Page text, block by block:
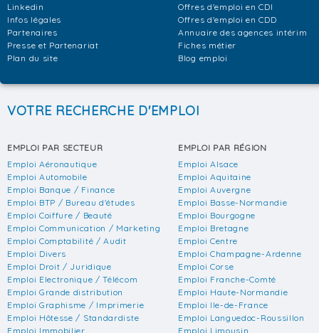
Linkedin
Infos légales
Partenaires
Presse et Partenariat
Plan du site
Offres d'emploi en CDI
Offres d'emploi en CDD
Annuaire des agences intérim
Fiches métier
Blog emploi
VOTRE RECHERCHE D'EMPLOI
EMPLOI PAR SECTEUR
Emploi Aéronautique
Emploi Automobile
Emploi Banque / Finance
Emploi BTP / Bureau d'études
Emploi Coiffure / Beauté
Emploi Communication / Marketing
Emploi Comptabilité / Audit
Emploi Divers
Emploi Droit / Juridique
Emploi Electronique / Télécom
Emploi Grande distribution
Emploi Graphisme / Imprimerie
Emploi Hôtesse / Standardiste
Emploi Immobilier
EMPLOI PAR RÉGION
Emploi Alsace
Emploi Aquitaine
Emploi Auvergne
Emploi Basse-Normandie
Emploi Bourgogne
Emploi Bretagne
Emploi Centre
Emploi Champagne-Ardenne
Emploi Corse
Emploi Franche-Comté
Emploi Haute-Normandie
Emploi Ile-de-France
Emploi Languedoc-Roussillon
Emploi Limousin